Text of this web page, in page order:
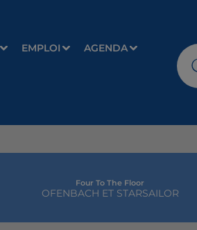
EMPLOI AGENDA
Four To The Floor
OFENBACH ET STARSAILOR